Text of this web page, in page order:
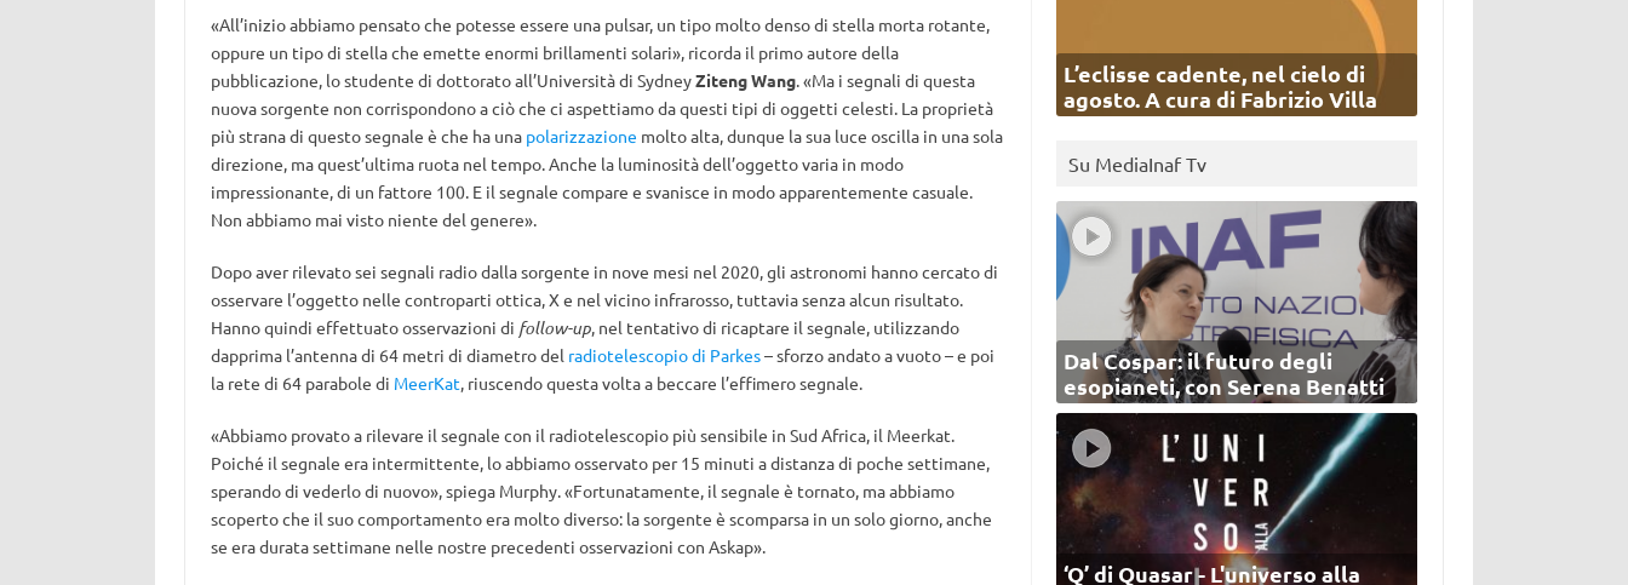
«All’inizio abbiamo pensato che potesse essere una pulsar, un tipo molto denso di stella morta rotante,
oppure un tipo di stella che emette enormi brillamenti solari», ricorda il primo autore della
pubblicazione, lo studente di dottorato all’Università di SydneyZiteng Wang. «Ma i segnali di questa
nuova sorgente non corrispondono a ciò che ci aspettiamo da questi tipi di oggetti celesti. La proprietà
più strana di questo segnale è che ha una polarizzazione molto alta, dunque la sua luce oscilla in una sola
direzione, ma quest’ultima ruota nel tempo. Anche la luminosità dell’oggetto varia in modo
impressionante, di un fattore 100. E il segnale compare e svanisce in modo apparentemente casuale.
Non abbiamo mai visto niente del genere».
Dopo aver rilevato sei segnali radio dalla sorgente in nove mesi nel 2020, gli astronomi hanno cercato di
osservare l’oggetto nelle controparti ottica, X e nel vicino infrarosso, tuttavia senza alcun risultato.
Hanno quindi effettuato osservazioni di follow-up, nel tentativo di ricaptare il segnale, utilizzando
dapprima l’antenna di 64 metri di diametro del radiotelescopio di Parkes– sforzo andato a vuoto – e poi
la rete di 64 parabole di MeerKat, riuscendo questa volta a beccare l’effimero segnale.
«Abbiamo provato a rilevare il segnale con il radiotelescopio più sensibile in Sud Africa, il Meerkat.
Poiché il segnale era intermittente, lo abbiamo osservato per 15 minuti a distanza di poche settimane,
sperando di vederlo di nuovo», spiega Murphy. «Fortunatamente, il segnale è tornato, ma abbiamo
scoperto che il suo comportamento era molto diverso: la sorgente è scomparsa in un solo giorno, anche
se era durata settimane nelle nostre precedenti osservazioni con Askap».
L’eclisse cadente, nel cielo di
agosto. A cura di Fabrizio Villa
Su MediaInaf Tv
Dal Cospar: il futuro degli
esopianeti, con Serena Benatti
‘Q’ di Quasar - L'universo alla